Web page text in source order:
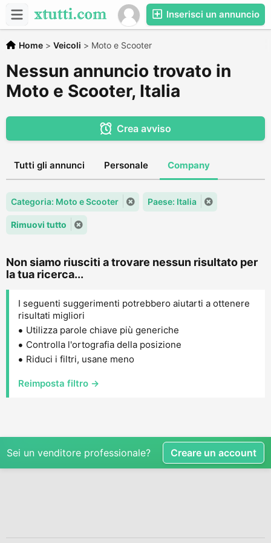
Inserisci un annuncio
Home > Veicoli > Moto e Scooter
Nessun annuncio trovato in
Moto e Scooter, Italia
Crea avviso
Tutti gli annunci Personale Company
Categoria: Moto e Scooter Paese: Italia
Rimuovi tutto
Non siamo riusciti a trovare nessun risultato per
la tua ricerca...
I seguenti suggerimenti potrebbero aiutarti a ottenere
risultati migliori
Utilizza parole chiave più generiche
Controlla l'ortografia della posizione
Riduci i filtri, usane meno
Reimposta filtro →
Sei un venditore professionale? Creare un account